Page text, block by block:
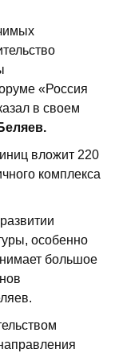
«Россия
в своем
вложит 220
комплекса
особенно
большое